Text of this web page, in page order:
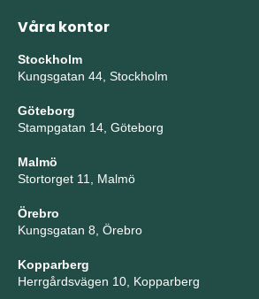
Våra kontor
Stockholm
Kungsgatan 44, Stockholm
Göteborg
Stampgatan 14, Göteborg
Malmö
Stortorget 11, Malmö
Örebro
Kungsgatan 8, Örebro
Kopparberg
Herrgårdsvägen 10, Kopparberg